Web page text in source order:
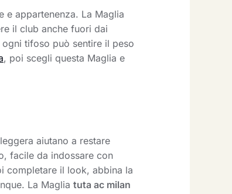
e appartenenza. La Maglia
il club anche fuori dai
tifoso può sentire il peso
, poi scegli questa Maglia e
aiutano a restare
facile da indossare con
completare il look, abbina la
La Maglia tuta ac milan